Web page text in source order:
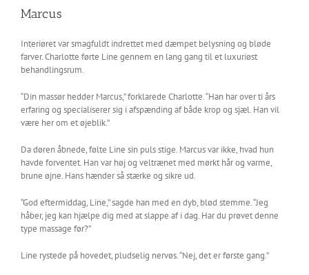
Marcus
Interiøret var smagfuldt indrettet med dæmpet belysning og bløde
farver. Charlotte førte Line gennem en lang gang til et luxuriøst
behandlingsrum.
“Din massør hedder Marcus,” forklarede Charlotte. “Han har over ti års
erfaring og specialiserer sig i afspænding af både krop og sjæl. Han vil
være her om et øjeblik.”
Da døren åbnede, følte Line sin puls stige. Marcus var ikke, hvad hun
havde forventet. Han var høj og veltrænet med mørkt hår og varme,
brune øjne. Hans hænder så stærke og sikre ud.
“God eftermiddag, Line,” sagde han med en dyb, blød stemme. “Jeg
håber, jeg kan hjælpe dig med at slappe af i dag. Har du prøvet denne
type massage før?”
Line rystede på hovedet, pludselig nervøs. “Nej, det er første gang.”